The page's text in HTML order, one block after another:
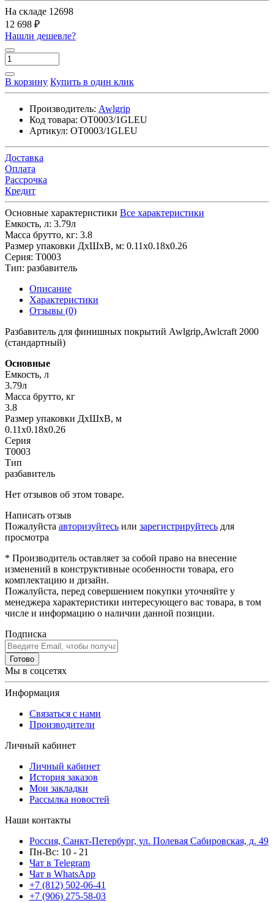
На складе 12698
12 698 ₽
Нашли дешевле?
В корзину Купить в один клик
Производитель: Awlgrip
Код товара: OT0003/1GLEU
Артикул: OT0003/1GLEU
Доставка
Оплата
Рассрочка
Кредит
Основные характеристики Все характеристики
Емкость, л: 3.79л
Масса брутто, кг: 3.8
Размер упаковки ДхШхВ, м: 0.11x0.18x0.26
Серия: T0003
Тип: разбавитель
Описание
Характеристики
Отзывы (0)
Разбавитель для финишных покрытий Awlgrip,Awlcraft 2000
(стандартный)
Основные
Емкость, л
3.79л
Масса брутто, кг
3.8
Размер упаковки ДхШхВ, м
0.11x0.18x0.26
Серия
T0003
Тип
разбавитель
Нет отзывов об этом товаре.
Написать отзыв
Пожалуйста авторизуйтесь или зарегистрируйтесь для
просмотра
* Производитель оставляет за собой право на внесение
изменений в конструктивные особенности товара, его
комплектацию и дизайн.
Пожалуйста, перед совершением покупки уточняйте у
менеджера характеристики интересующего вас товара, в том
числе и информацию о наличии данной позиции.
Подписка
Готово
Мы в соцсетях
Информация
Связаться с нами
Производители
Личный кабинет
Личный кабинет
История заказов
Мои закладки
Рассылка новостей
Наши контакты
Россия, Санкт-Петербург, ул. Полевая Сабировская, д. 49
Пн-Вс: 10 - 21
Чат в Telegram
Чат в WhatsApp
+7 (812) 502-06-41
+7 (906) 275-58-03